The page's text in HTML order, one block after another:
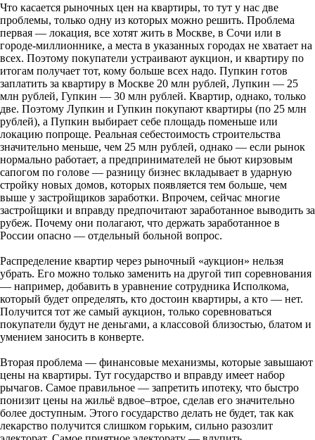
Что касается рыночных цен на квартиры, то тут у нас две
проблемы, только одну из которых можно решить. Проблема
первая — локация, все хотят жить в Москве, в Сочи или в
городе-миллионнике, а места в указанных городах не хватает на
всех. Поэтому покупатели устраивают аукцион, и квартиру по
итогам получает тот, кому больше всех надо. Пупкин готов
заплатить за квартиру в Москве 20 млн рублей, Лупкин — 25
млн рублей, Гупкин — 30 млн рублей. Квартир, однако, только
две. Поэтому Лупкин и Гупкин покупают квартиры (по 25 млн
рублей), а Пупкин выбирает себе площадь поменьше или
локацию попроще. Реальная себестоимость строительства
значительно меньше, чем 25 млн рублей, однако — если рынок
нормально работает, а предпринимателей не бьют кирзовым
сапогом по голове — разницу бизнес вкладывает в ударную
стройку новых домов, которых появляется тем больше, чем
выше у застройщиков заработки. Впрочем, сейчас многие
застройщики и вправду предпочитают заработанное выводить за
рубеж. Почему они полагают, что держать заработанное в
России опасно — отдельный больной вопрос.
Распределение квартир через рыночный «аукцион» нельзя
убрать. Его можно только заменить на другой тип соревнования
— например, добавить в уравнение сотрудника Исполкома,
который будет определять, кто достоин квартиры, а кто — нет.
Получится тот же самый аукцион, только соревноваться
покупатели будут не деньгами, а классовой близостью, блатом и
умением заносить в конверте.
Вторая проблема — финансовые механизмы, которые завышают
цены на квартиры. Тут государство и вправду имеет набор
рычагов. Самое правильное — запретить ипотеку, что быстро
понизит цены на жильё вдвое–втрое, сделав его значительно
более доступным. Этого государство делать не будет, так как
лекарство получится слишком горьким, сильно разозлит